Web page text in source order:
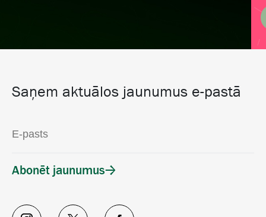
Saņem aktuālos jaunumus e-pastā
Abonēt jaunumus